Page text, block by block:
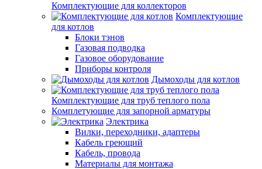
Комплектующие для коллекторов
Комплектующие
для котлов
Блоки тэнов
Газовая подводка
Газовое оборудование
Приборы контроля
Дымоходы для котлов
Комплектующие для труб теплого пола
Комплетующие для запорной арматуры
Электрика
Вилки, переходники, адаптеры
Кабель греющий
Кабель, провода
Материалы для монтажа